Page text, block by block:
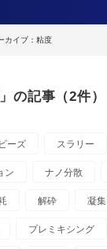
カイブ：粘度
の記事（2件）
ビーズ スラリー
ン ナノ分散
解砕 凝集
プレミキシング